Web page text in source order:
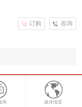
咨询
订购
务 媒体报道